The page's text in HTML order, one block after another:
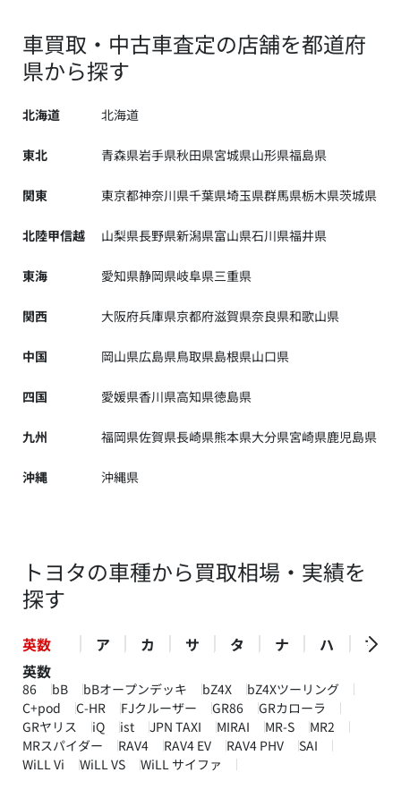
車買取・中古車査定の店舗を都道府
県から探す
北海道 北海道
東北 青森県岩手県秋田県宮城県山形県福島県
関東 東京都神奈川県千葉県埼玉県群馬県栃木県茨城県
北陸甲信越 山梨県長野県新潟県富山県石川県福井県
東海 愛知県静岡県岐阜県三重県
関西 大阪府兵庫県京都府滋賀県奈良県和歌山県
中国 岡山県広島県鳥取県島根県山口県
四国 愛媛県香川県高知県徳島県
九州 福岡県佐賀県長崎県熊本県大分県宮崎県鹿児島県
沖縄 沖縄県
トヨタの車種から買取相場・実績を
探す
英数 ア カ サ タ ナ ハ
マ
英数
86 bB bBオープンデッキ bZ4X
bZ4Xツーリング
C+pod
C-HR FJクルーザー GR86
GRカローラ
GRヤリス
iQ ist JPN TAXI MIRAI MR-S
MR2
MRスパイダー
RAV4 RAV4 EV RAV4 PHV
SAI
WiLL Vi
WiLL VS WiLL サイファ